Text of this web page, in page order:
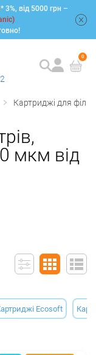
3%, від 5000 грн –
0
Картриджі для
мкм від
Ecosoft